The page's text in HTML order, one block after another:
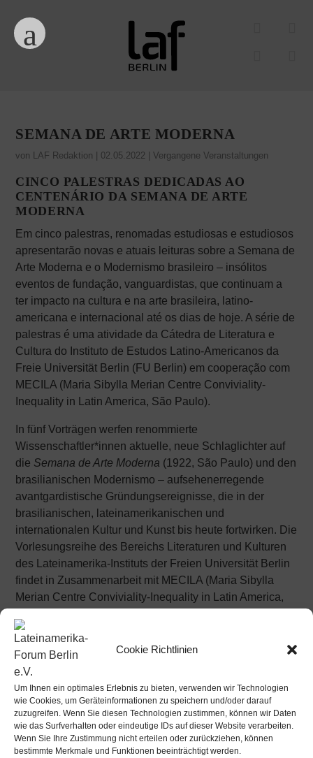
Cookie Richtlinien
Um Ihnen ein optimales Erlebnis zu bieten, verwenden wir Technologien
wie Cookies, um Geräteinformationen zu speichern und/oder darauf
zuzugreifen. Wenn Sie diesen Technologien zustimmen, können wir Daten
wie das Surfverhalten oder eindeutige IDs auf dieser Website verarbeiten.
Wenn Sie Ihre Zustimmung nicht erteilen oder zurückziehen, können
bestimmte Merkmale und Funktionen beeinträchtigt werden.
SEMANA DE ARTE MODERNA
von LAF Redaktion 02.05.2022 |Vergangene Veranstaltungen
CINCO PALESTRAS DEDICADAS AO
CENTENÁRIO DA SEMANA DE ARTE
MODERNA
Em cinco palestras, renomadas estudiosas e estudiosos
apresentarão novas e atuais leituras sobre a Semana de
Arte Moderna e o Modernismo brasileiro – insólitos
eventos de fundação, vanguardistas, que continuam a
ter impacto na cultura e na arte brasileira, latino-
americana e internacional até os dias de hoje. A série de
palestras é uma atividade da Cátedra de Literatura e
Cultura do Instituto de Estudos Latino-Americanos da
Freie Universität Berlin (FU Berlin) em cooperação com
MECILA (Maria Sibylla Merian Centre Conviviality-
Inequality in Latin America, São Paulo).
In fünf Vorträgen werfen renommierte
Wissenschaftler*innen aktuelle, neue Schlaglichter auf
die Semana de Arte Moderna (1922, São Paulo) und den
brasilianischen Modernismo – aufsehenerregende
avantgardistische Gründungsereignisse, die in der
brasilianischen, lateinamerikanischen und
internationalen Kultur und Kunst bis heute fortwirken. Die
Vorlesungsreihe des Bereichs Literaturen und Kulturen
des Lateinamerika-Instituts der Freien Universität Berlin
findet in Zusammenarbeit mit MECILA (Maria Sibylla
Merian Centre Conviviality-Inequality in Latin America,
Portugiesisch.
09 de maio Rafael Cardoso (Rio de Janeiro / Berlim) O
modernismo e o mito da descoberta do Brasil
23 de maio Lilia Moritz Schwarcz (São Paulo / Berlim)
Vários 22: semana de arte moderna, independência e o
presente